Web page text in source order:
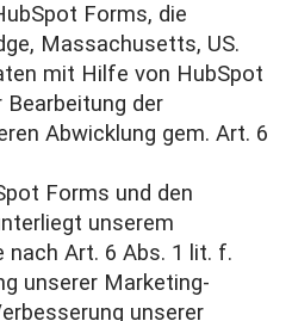
Forms, die
Massachusetts, US.
mit Hilfe von HubSpot
der
Abwicklung gem. Art. 6
Forms und den
unserem
Art. 6 Abs. 1 lit. f.
unserer Marketing-
unserer